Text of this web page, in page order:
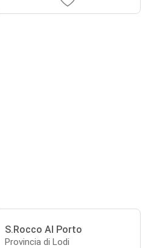
S.Rocco Al Porto
Provincia di Lodi